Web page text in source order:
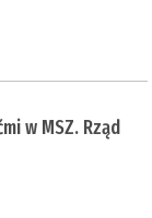
w MSZ. Rząd